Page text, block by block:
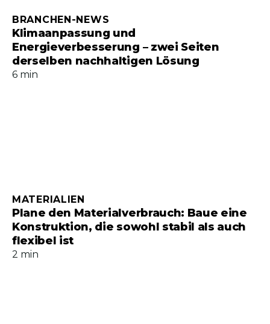
Klimaanpassung und
Energieverbesserung – zwei Seiten
derselben nachhaltigen Lösung
BRANCHEN-NEWS
6 min
Plane den Materialverbrauch: Baue eine
Konstruktion, die sowohl stabil als auch
flexibel ist
MATERIALIEN
2 min